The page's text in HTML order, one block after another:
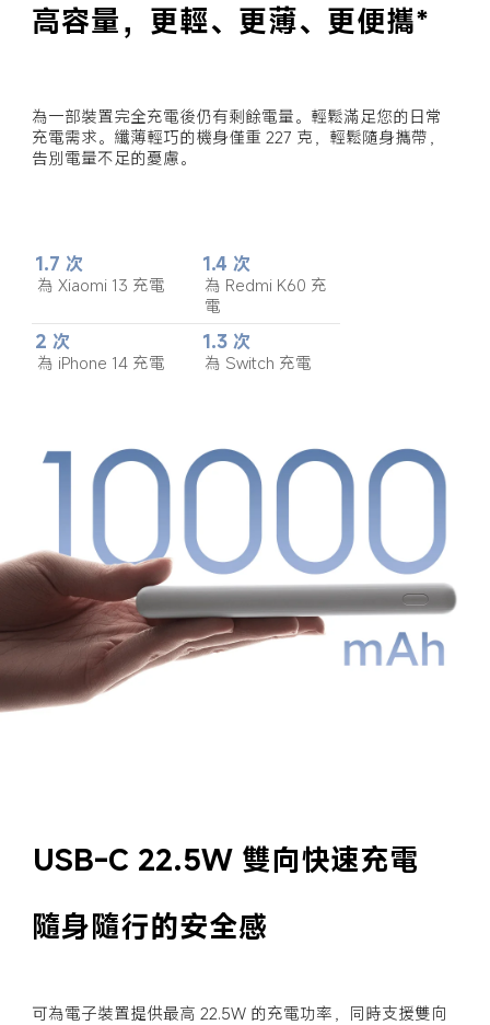
高容量，更輕、更薄、更便攜*
為一部裝置完全充電後仍有剩餘電量。輕鬆滿足您的日常
充電需求。纖薄輕巧的機身僅重 227 克，輕鬆隨身攜帶，
告別電量不足的憂慮。
1.7 次
為 Xiaomi 13 充電
1.4 次
為 Redmi K60 充
電
2 次
為 iPhone 14 充電
1.3 次
為 Switch 充電
USB-C 22.5W 雙向快速充電
隨身隨行的安全感
可為電子裝置提供最高 22.5W 的充電功率，同時支援雙向